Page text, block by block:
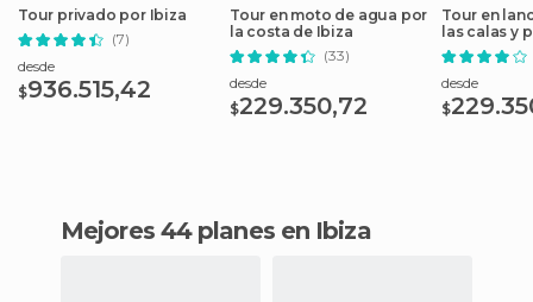
Tour privado por Ibiza
(7)
desde
$936.515,42
Tour en moto de agua por
la costa de Ibiza
(33)
desde
$229.350,72
Tour en
las calas y
desde
$
Mejores 44 planes en Ibiza